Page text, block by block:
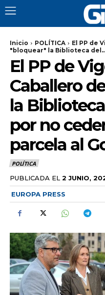
Inicio POLÍTICA
El PP de
"bloquear" la Biblioteca
El PP de
Caballero
la
por no
parcela al
POLÍTICA
PUBLICADA EL 2 JUNIO,
EUROPA PRESS